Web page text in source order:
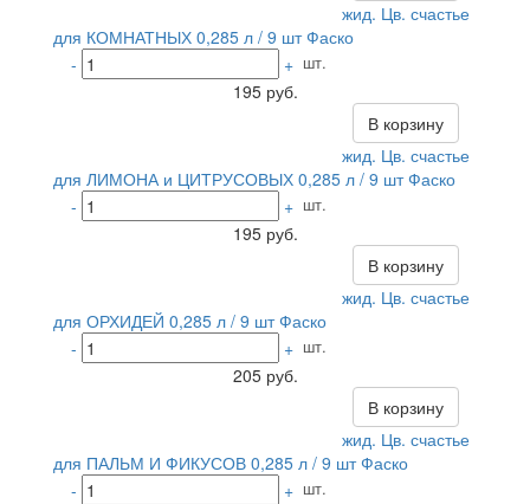
жид. Цв. счастье
для КОМНАТНЫХ 0,285 л / 9 шт Фаско
-
+ шт.
195 руб.
В корзину
жид. Цв. счастье
для ЛИМОНА и ЦИТРУСОВЫХ 0,285 л / 9 шт Фаско
-
+ шт.
195 руб.
В корзину
жид. Цв. счастье
для ОРХИДЕЙ 0,285 л / 9 шт Фаско
-
+ шт.
205 руб.
В корзину
жид. Цв. счастье
для ПАЛЬМ И ФИКУСОВ 0,285 л / 9 шт Фаско
-
+ шт.